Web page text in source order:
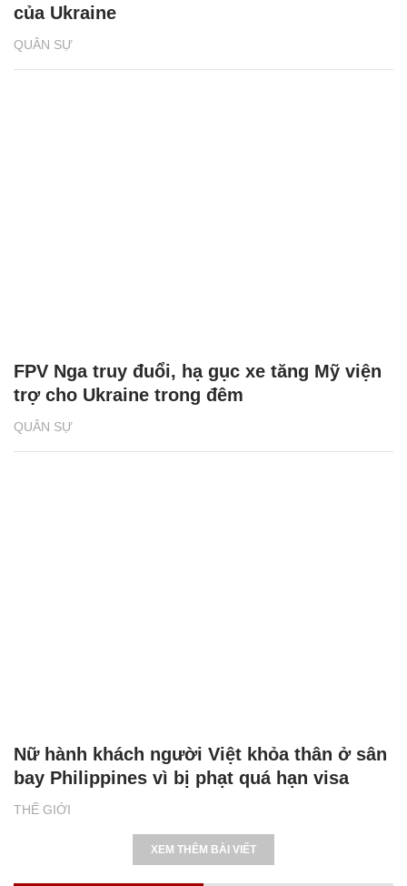
QUÂN SỰ
của Ukraine
QUÂN SỰ
FPV Nga truy đuổi, hạ gục xe tăng Mỹ viện
trợ cho Ukraine trong đêm
THẾ GIỚI
Nữ hành khách người Việt khỏa thân ở sân
bay Philippines vì bị phạt quá hạn visa
XEM THÊM BÀI VIẾT